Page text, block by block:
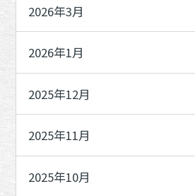
2026年3月
2026年1月
2025年12月
2025年11月
2025年10月